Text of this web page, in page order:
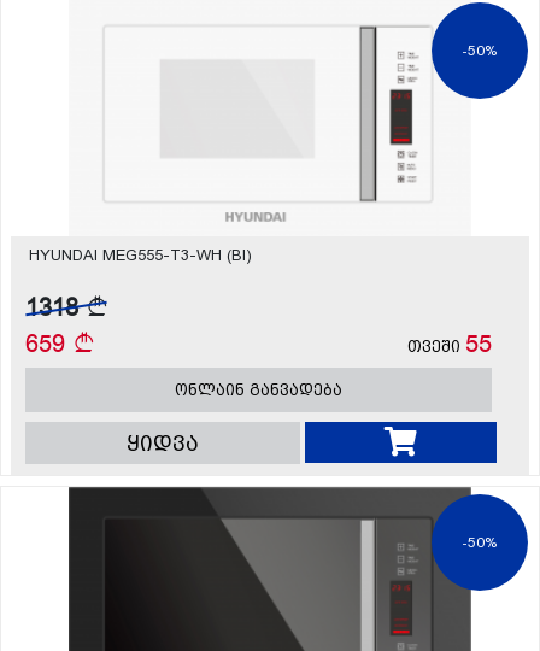
-50%
HYUNDAI MEG555-T3-WH (BI)
1318
659
თვეში 55
ონლაინ განვადება
ყიდვა
-50%